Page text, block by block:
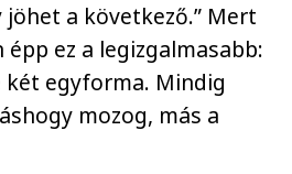
jöhet a következő.” Mert
épp ez a legizgalmasabb:
két egyforma. Mindig
mozog, más a